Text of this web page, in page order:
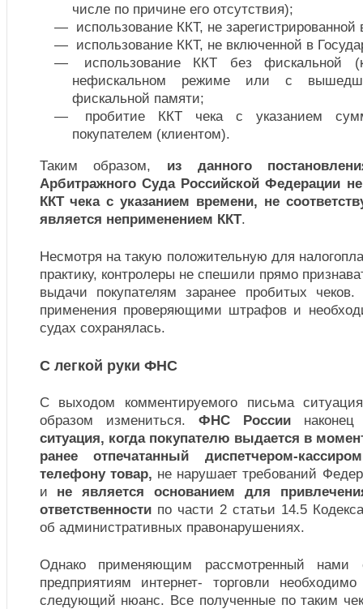
числе по причине его отсутствия);
использование ККТ, не зарегистрированной
использование ККТ, не включенной в
использование ККТ без фискальной
нефискальном режиме или с
фискальной памяти;
пробитие ККТ чека с указанием
покупателем (клиентом).
Таким образом, из данного
Арбитражного Суда Российской Федерации
ККТ чека с указанием времени, не
является неприменением ККТ.
Несмотря на такую положительную для
практику, контролеры не спешили прямо
выдачи покупателям заранее пробитых
применения проверяющими штрафов и
судах сохранялась.
С легкой руки ФНС
С выходом комментируемого письма
образом измениться. ФНС России
ситуация, когда покупателю выдается в
ранее отпечатанный диспетчером-
телефону товар, не нарушает требований
и не является основанием для
ответственностипо части 2 статьи 14.5
об административных правонарушениях.
Однако применяющим рассмотренный
предприятиям интернет- торговли
следующий нюанс. Все полученные по таким